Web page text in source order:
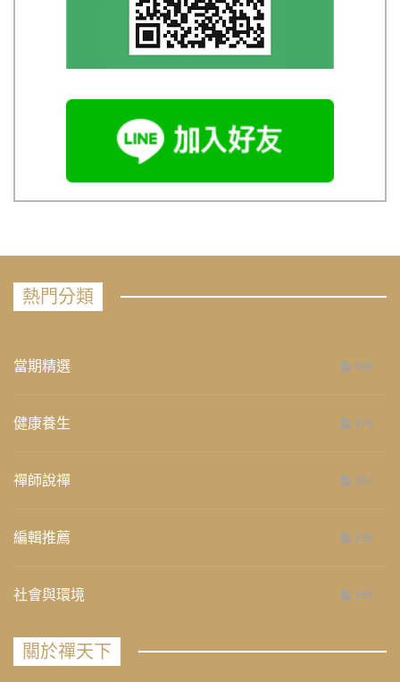
熱門分類
當期精選 658
健康養生 276
禪師說禪 267
編輯推薦 236
社會與環境 235
關於禪天下